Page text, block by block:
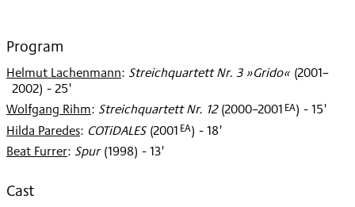
Program
Helmut Lachenmann: Streichquartett Nr. 3 »Grido« (2001–
2002) - 25'
Wolfgang Rihm: Streichquartett Nr. 12 (2000–2001 EA) - 15'
Hilda Paredes: COTiDALES (2001 EA) - 18'
Beat Furrer: Spur (1998) - 13'
Cast